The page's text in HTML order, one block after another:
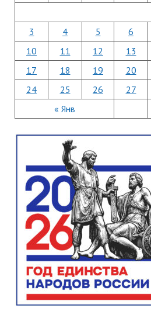
« Янв
3
4 5 6
10
11 12 13
17
18 19 20
24
25 26 27